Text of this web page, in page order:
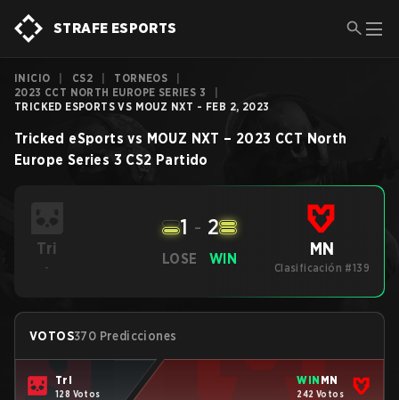
STRAFE ESPORTS
INICIO CS2 TORNEOS
2023 CCT NORTH EUROPE SERIES 3
TRICKED ESPORTS VS MOUZ NXT - FEB 2, 2023
Tricked eSports vs MOUZ NXT – 2023 CCT North
Europe Series 3 CS2 Partido
Tri
-
LOSE
1 - 2
WIN MN
Clasificación #139
VOTOS370 Predicciones
Tri
128 Votos
WIN MN
242 Votos